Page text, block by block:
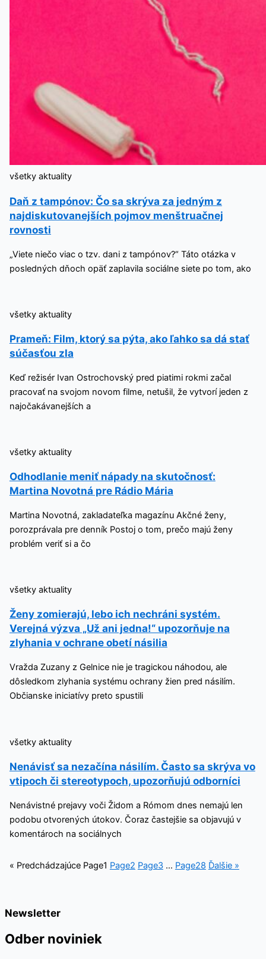
všetky aktuality
Daň z tampónov: Čo sa skrýva za jedným z
najdiskutovanejších pojmov menštruačnej
rovnosti
„Viete niečo viac o tzv. dani z tampónov?“ Táto otázka v
posledných dňoch opäť zaplavila sociálne siete po tom, ako
všetky aktuality
Prameň: Film, ktorý sa pýta, ako ľahko sa dá stať
súčasťou zla
Keď režisér Ivan Ostrochovský pred piatimi rokmi začal
pracovať na svojom novom filme, netušil, že vytvorí jeden z
najočakávanejších a
všetky aktuality
Odhodlanie meniť nápady na skutočnosť:
Martina Novotná pre Rádio Mária
Martina Novotná, zakladateľka magazínu Akčné ženy,
porozprávala pre denník Postoj o tom, prečo majú ženy
problém veriť si a čo
všetky aktuality
Ženy zomierajú, lebo ich nechráni systém.
Verejná výzva „Už ani jedna!“ upozorňuje na
zlyhania v ochrane obetí násilia
Vražda Zuzany z Gelnice nie je tragickou náhodou, ale
dôsledkom zlyhania systému ochrany žien pred násilím.
Občianske iniciatívy preto spustili
všetky aktuality
Nenávisť sa nezačína násilím. Často sa skrýva vo
vtipoch či stereotypoch, upozorňujú odborníci
Nenávistné prejavy voči Židom a Rómom dnes nemajú len
podobu otvorených útokov. Čoraz častejšie sa objavujú v
komentároch na sociálnych
« Predchádzajúce Page1 Page2 Page3 … Page28 Ďalšie »
Newsletter
Odber noviniek